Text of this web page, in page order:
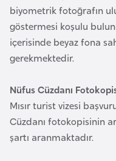
biyometrik fotoğrafın
göstermesi koşulu
içerisinde beyaz fona
gerekmektedir.
Nüfus Cüzdanı
Mısır turist vizesi
Cüzdanı fotokopisinin
şartı aranmaktadır.
m
a
r
k
D
e
m